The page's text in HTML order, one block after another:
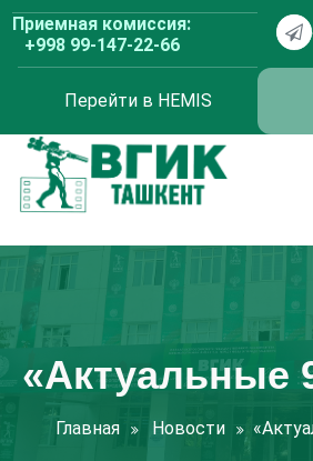
Перейти
содержимому
Приемная комиссия:
+998 99-147-22-66
Перейти в HEMIS
«Актуальные
Главная Новости